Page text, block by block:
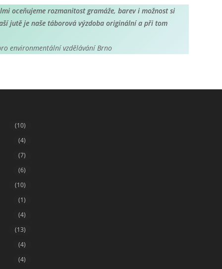
produktu
oceňujeme rozmanitost gramáže, barev i možnost si
jutě je naše táborová výzdoba originální a při tom
environmentální vzdělávání Brno
(10)
(4)
(7)
(6)
(10)
(1)
(4)
(13)
(4)
(4)